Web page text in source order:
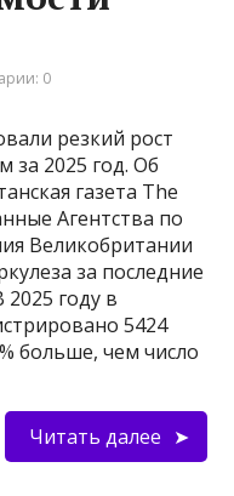
0
резкий рост
за 2025 год. Об
газета The
Агентства по
Великобритании
за последние
2025 году в
5424
больше, чем число
Читать далее